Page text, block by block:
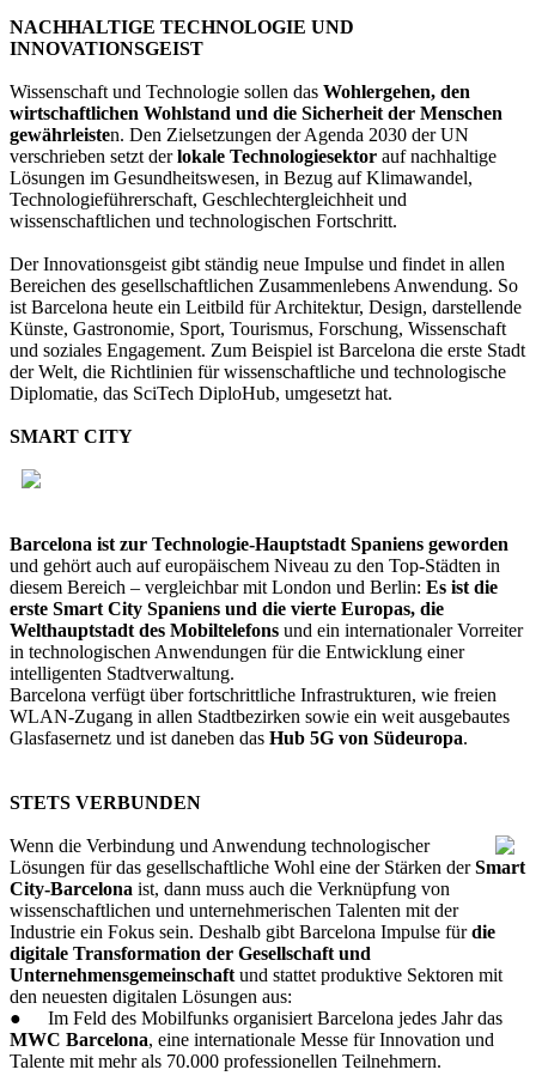
NACHHALTIGE TECHNOLOGIE UND
INNOVATIONSGEIST
Wissenschaft und Technologie sollen das Wohlergehen, den
wirtschaftlichen Wohlstand und die Sicherheit der Menschen
gewährleisten. Den Zielsetzungen der Agenda 2030 der UN
verschrieben setzt derlokale Technologiesektor auf nachhaltige
Lösungen im Gesundheitswesen, in Bezug auf Klimawandel,
Technologieführerschaft, Geschlechtergleichheit und
wissenschaftlichen und technologischen Fortschritt.
Der Innovationsgeist gibt ständig neue Impulse und findet in allen
Bereichen des gesellschaftlichen Zusammenlebens Anwendung. So
ist Barcelona heute ein Leitbild für Architektur, Design, darstellende
Künste, Gastronomie, Sport, Tourismus, Forschung, Wissenschaft
und soziales Engagement. Zum Beispiel ist Barcelona die erste Stadt
der Welt, die Richtlinien für wissenschaftliche und technologische
Diplomatie, das SciTech DiploHub, umgesetzt hat.
SMART CITY
Barcelona ist zur Technologie-Hauptstadt Spaniens geworden
und gehört auch auf europäischem Niveau zu den Top-Städten in
diesem Bereich – vergleichbar mit London und Berlin: Es ist die
erste Smart City Spaniens und die vierte Europas, die
Welthauptstadt des Mobiltelefons und ein internationaler Vorreiter
in technologischen Anwendungen für die Entwicklung einer
intelligenten Stadtverwaltung.
Barcelona verfügt über fortschrittliche Infrastrukturen, wie freien
WLAN-Zugang in allen Stadtbezirken sowie ein weit ausgebautes
Glasfasernetz und ist daneben das Hub 5G von Südeuropa.
STETS VERBUNDEN
Wenn die Verbindung und Anwendung technologischer
Lösungen für das gesellschaftliche Wohl eine der Stärken derSmart
City-Barcelona ist, dann muss auch die Verknüpfung von
wissenschaftlichen und unternehmerischen Talenten mit der
Industrie ein Fokus sein. Deshalb gibt Barcelona Impulse fürdie
digitale Transformation der Gesellschaft und
Unternehmensgemeinschaft und stattet produktive Sektoren mit
den neuesten digitalen Lösungen aus:
●
Im Feld des Mobilfunks organisiert Barcelona jedes Jahr das
MWC Barcelona, eine internationale Messe für Innovation und
Talente mit mehr als 70.000 professionellen Teilnehmern.